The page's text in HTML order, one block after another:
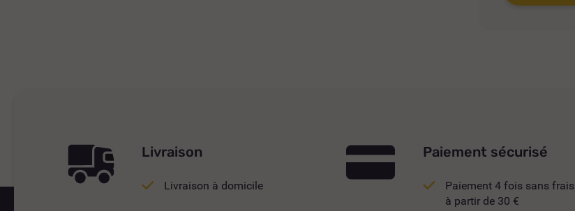
Livraison
Livraison à domicile
Paiement sécurisé
Paiement 4 fois sans frais
à partir de 30 €